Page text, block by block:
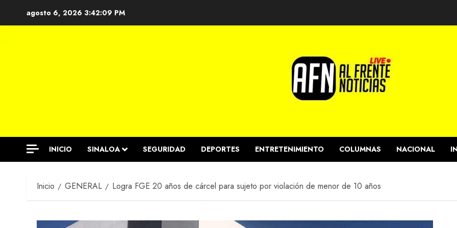
agosto 6, 2026 3:42:09 PM
INICIO SINALOA SEGURIDAD DEPORTES ENTRETENIMIENTO COLUMNAS NACIONAL
Inicio GENERAL Logra FGE 20 años de cárcel para sujeto por violación de menor de 10 años